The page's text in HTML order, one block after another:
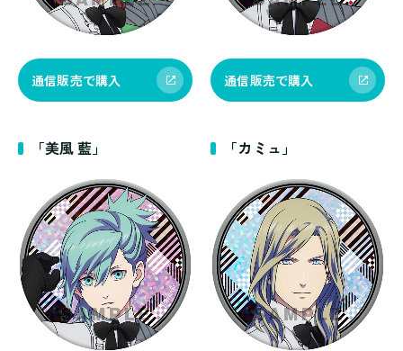
通信販売で購入 通信販売で購入
「美風 藍」 「カミュ」